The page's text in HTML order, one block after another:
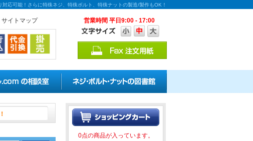
応可能！さらに特殊ネジ、特殊ボルト、特殊ナットの製造/製作もOK！
サイトマップ 営業時間 平日9:00 - 17:00
トの割引キャンペーンを実施中！
0点の商品が入っています。